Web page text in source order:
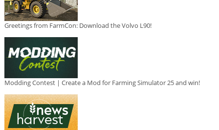
Greetings from FarmCon: Download the Volvo L90!
Modding Contest | Create a Mod for Farming Simulator 25 and win!